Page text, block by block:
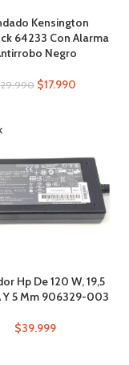
Kensington
64233 Con Alarma
Negro
29.990 $17.990
Hp De 120 W, 19,5
Y 5 Mm 906329-003
$39.999